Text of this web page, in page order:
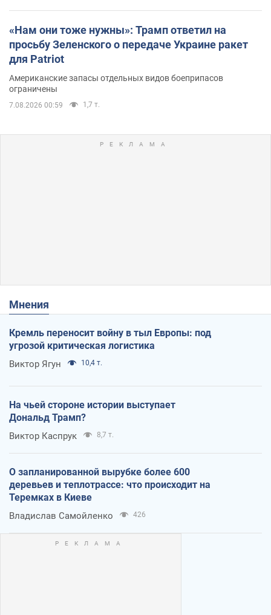
«Нам они тоже нужны»: Трамп ответил на
просьбу Зеленского о передаче Украине ракет
для Patriot
Американские запасы отдельных видов боеприпасов
ограничены
7.08.2026 00:59 1,7 т.
Мнения
Кремль переносит войну в тыл Европы: под
угрозой критическая логистика
Виктор Ягун 10,4 т.
На чьей стороне истории выступает
Дональд Трамп?
Виктор Каспрук 8,7 т.
О запланированной вырубке более 600
деревьев и теплотрассе: что происходит на
Теремках в Киеве
Владислав Самойленко 426